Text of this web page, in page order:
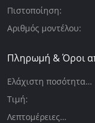
Πιστοποίηση:
Αριθμός μοντέλου:
Πληρωμή & Όροι
Ελάχιστη ποσότητα
παραγγελίας:
Τιμή:
Λεπτομέρειες